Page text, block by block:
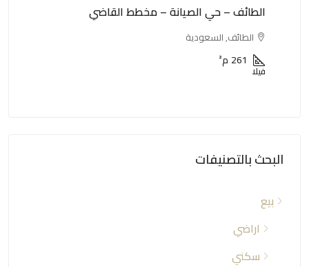
الطائف – حي الصيانة – مخطط القاضي
الطائف, السعودية
261 م²
فيلا
البحث بالتصنيفات
بيع
اراضي
سكني